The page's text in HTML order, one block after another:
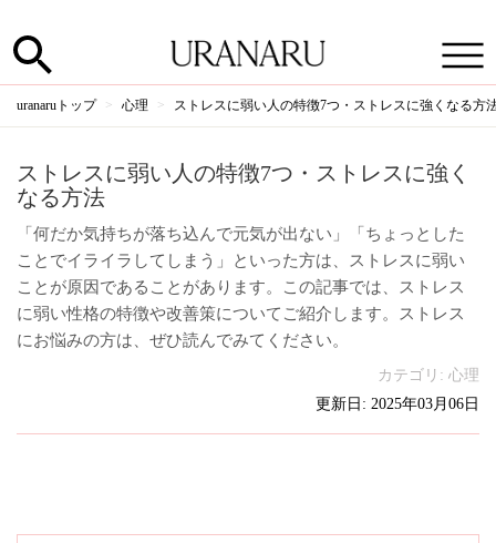
uranaruトップ 心理 ストレスに弱い人の特徴7つ・ストレスに強くなる方
ストレスに弱い人の特徴7つ・ストレスに強く
なる方法
「何だか気持ちが落ち込んで元気が出ない」「ちょっとした
ことでイライラしてしまう」といった方は、ストレスに弱い
ことが原因であることがあります。この記事では、ストレス
に弱い性格の特徴や改善策についてご紹介します。ストレス
にお悩みの方は、ぜひ読んでみてください。
カテゴリ: 心理
更新日: 2025年03月06日